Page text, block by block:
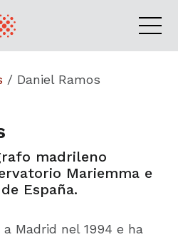
/ Daniel Ramos
madrileno
Mariemma e
España.
Madrid nel 1994 e ha